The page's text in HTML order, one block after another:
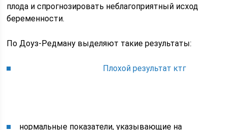
плода и спрогнозировать неблагоприятный исход
беременности.
По Доуз-Редману выделяют такие результаты:
Плохой результат ктг
нормальные показатели, указывающие на